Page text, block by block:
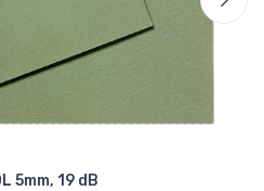
5mm, 19 dB